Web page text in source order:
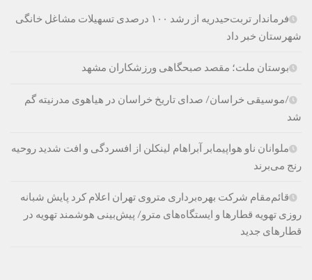
فرماندار تربت‌حیدریه از رشد ۱۰۰ درصدی تسهیلات مشاغل خانگی
شهرستان خبر داد
بوستان ملت؛ مقصد صبحگاهی ورزشکاران مشهد
/موسیقی خراسان/ صدای تاریخ خراسان در هیاهوی مدرنیته گم
شد
ملوانان ناو هواپیمابر آبراهام لینکلن از افسردگی و افت شدید روحیه
رنج می‌برند
قائم‌مقام شرکت بهره‌برداری متروی تهران اعلام کرد پایش شبانه
روزی تهویه قطارها و ایستگاه‌های مترو/ پیش‌بینی هوشمند تهویه در
قطارهای جدید